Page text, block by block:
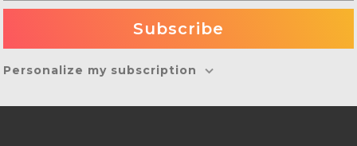
Personalize my subscription